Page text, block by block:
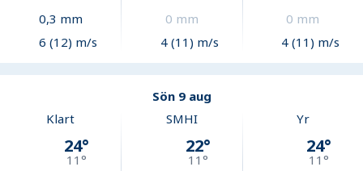
0,3 mm
6 (12) m/s
0 mm
4 (11) m/s
0 mm
4 (11) m/s
Sön 9 aug
Klart
24°
11°
SMHI
22°
11 °
Yr
24°
11°